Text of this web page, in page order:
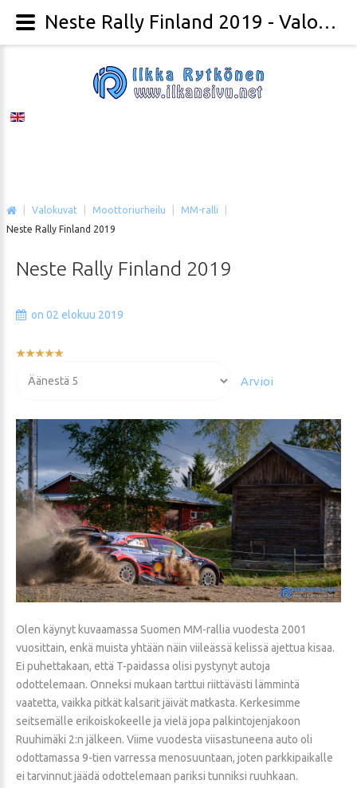
Valokuvat Moottoriurheilu MM-ralli
Neste Rally Finland 2019
Neste Rally Finland 2019
on 02 elokuu 2019
Käyttäjän
arvioida
Olen käynyt kuvaamassa Suomen MM-rallia vuodesta 2001
vuosittain, enkä muista yhtään näin viileässä kelissä ajettua kisaa.
Ei puhettakaan, että T-paidassa olisi pystynyt autoja
odottelemaan. Onneksi mukaan tarttui riittävästi lämmintä
vaatetta, vaikka pitkät kalsarit jäivät matkasta. Kerkesimme
seitsemälle erikoiskokeelle ja vielä jopa palkintojenjakoon
Ruuhimäki 2:n jälkeen. Viime vuodesta viisastuneena auto oli
odottamassa 9-tien varressa menosuuntaan, joten parkkipaikalle
ei tarvinnut jäädä odottelemaan pariksi tunniksi ruuhkaan.
Neste Rally Finland 2019 - Valokuvaaja Ilkka Rytkönen